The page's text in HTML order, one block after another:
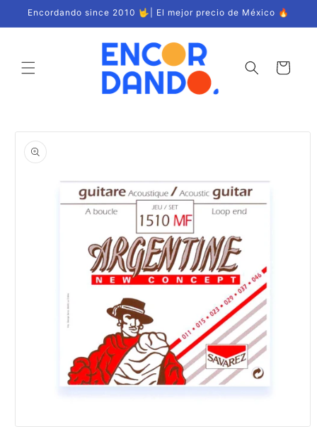
directamente
al contenido
Encordando since 2010 🤟| El mejor precio de México 🔥
Carrito
directamente
información
Abrir